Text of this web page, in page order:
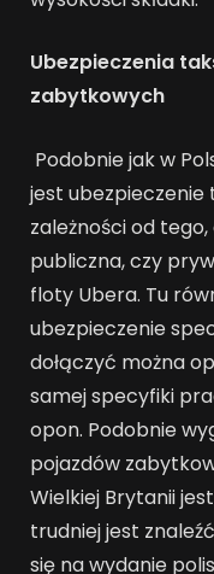
Ubezpieczenia
zabytkowych
Podobnie jak w
jest ubezpieczenie
zależności od
publiczna, czy
floty Ubera. Tu
ubezpieczenie
dołączyć można
samej specyfiki
opon. Podobnie
pojazdów
Wielkiej Brytanii
trudniej jest
się na wydanie